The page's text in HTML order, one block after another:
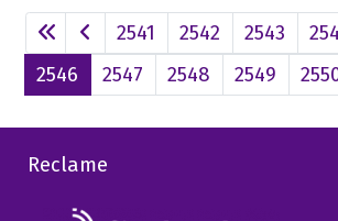
2541 2542 2543
2546
2547 2548 2549
Reclame